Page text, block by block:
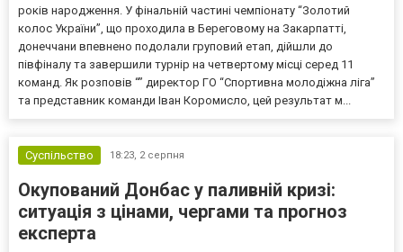
років народження. У фінальній частині чемпіонату “Золотий
колос України”, що проходила в Береговому на Закарпатті,
донеччани впевнено подолали груповий етап, дійшли до
півфіналу та завершили турнір на четвертому місці серед 11
команд. Як розповів “” директор ГО “Спортивна молодіжна ліга”
та представник команди Іван Коромисло, цей результат м...
Суспільство 18:23, 2 серпня
Окупований Донбас у паливній кризі:
ситуація з цінами, чергами та прогноз
експерта